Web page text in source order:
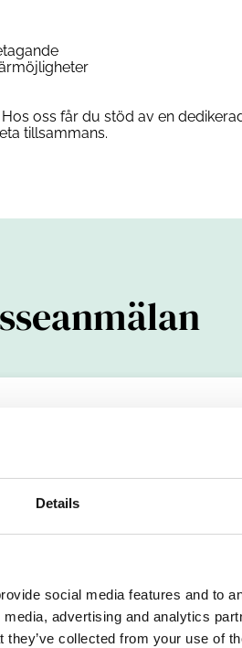
Details
social media features and to
advertising and analytics
they’ve collected from your use of
oss får du stöd av en
tillsammans.